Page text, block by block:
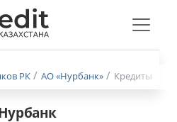
РК АО «Нурбанк» Кредиты